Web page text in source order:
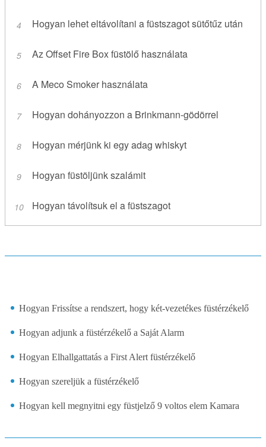
Hogyan lehet eltávolítani a füstszagot sütőtűz után
Az Offset Fire Box füstölő használata
A Meco Smoker használata
Hogyan dohányozzon a Brinkmann-gödörrel
Hogyan mérjünk ki egy adag whiskyt
Hogyan füstöljünk szalámit
Hogyan távolítsuk el a füstszagot
Hogyan Frissítse a rendszert, hogy két-vezetékes füstérzékelő
Hogyan adjunk a füstérzékelő a Saját Alarm
Hogyan Elhallgattatás a First Alert füstérzékelő
Hogyan szereljük a füstérzékelő
Hogyan kell megnyitni egy füstjelző 9 voltos elem Kamara